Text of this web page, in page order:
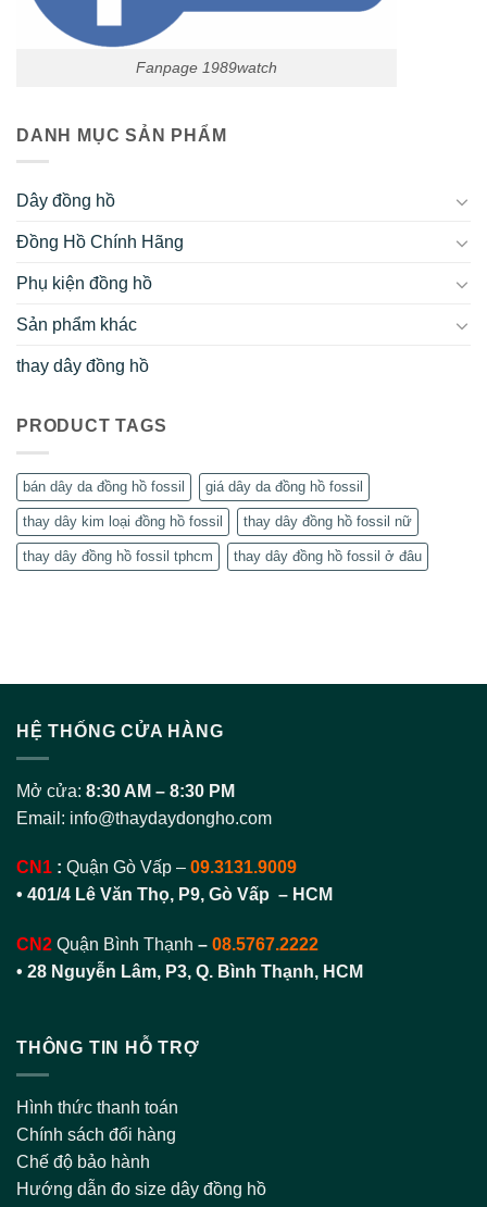
Fanpage 1989watch
DANH MỤC SẢN PHẨM
Dây đồng hồ
Đồng Hồ Chính Hãng
Phụ kiện đồng hồ
Sản phẩm khác
thay dây đồng hồ
PRODUCT TAGS
bán dây da đồng hồ fossil giá dây da đồng hồ fossil
thay dây kim loại đồng hồ fossil thay dây đồng hồ fossil nữ
thay dây đồng hồ fossil tphcm thay dây đồng hồ fossil ở đâu
HỆ THỐNG CỬA HÀNG
Mở cửa: 8:30 AM – 8:30 PM
Email: info@thaydaydongho.com
CN1 : Quận Gò Vấp – 09.3131.9009
• 401/4 Lê Văn Thọ, P9, Gò Vấp – HCM
CN2 Quận Bình Thạnh – 08.5767.2222
• 28 Nguyễn Lâm, P3, Q. Bình Thạnh, HCM
THÔNG TIN HỖ TRỢ
Hình thức thanh toán
Chính sách đổi hàng
Chế độ bảo hành
Hướng dẫn đo size dây đồng hồ